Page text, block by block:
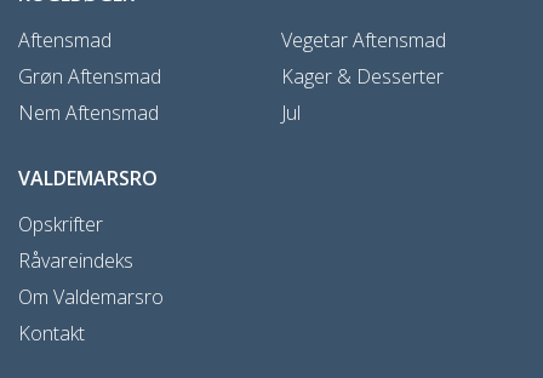
Aftensmad
Grøn Aftensmad
Nem Aftensmad
Vegetar Aftensmad
Kager & Desserter
Jul
VALDEMARSRO
Opskrifter
Råvareindeks
Om Valdemarsro
Kontakt